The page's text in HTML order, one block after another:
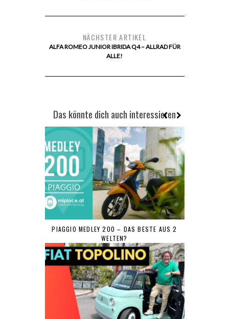
NÄCHSTER ARTIKEL
ALFA ROMEO JUNIOR IBRIDA Q4 – ALLRAD FÜR
ALLE!
Das könnte dich auch interessieren
PIAGGIO MEDLEY 200 – DAS BESTE AUS 2
WELTEN?